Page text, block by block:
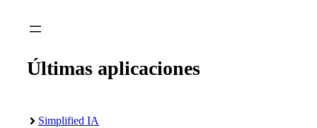
Últimas aplicaciones
Simplified IA